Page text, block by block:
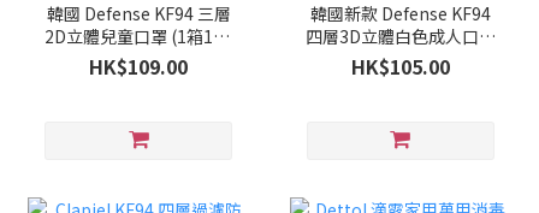
韓國 Defense KF94 三層
2D立體兒童口罩 (1箱100
個)(9月下旬)
HK$109.00
韓國新款 Defense KF94
四層3D立體白色成人口罩
(1箱100個)(9月下旬)
HK$105.00